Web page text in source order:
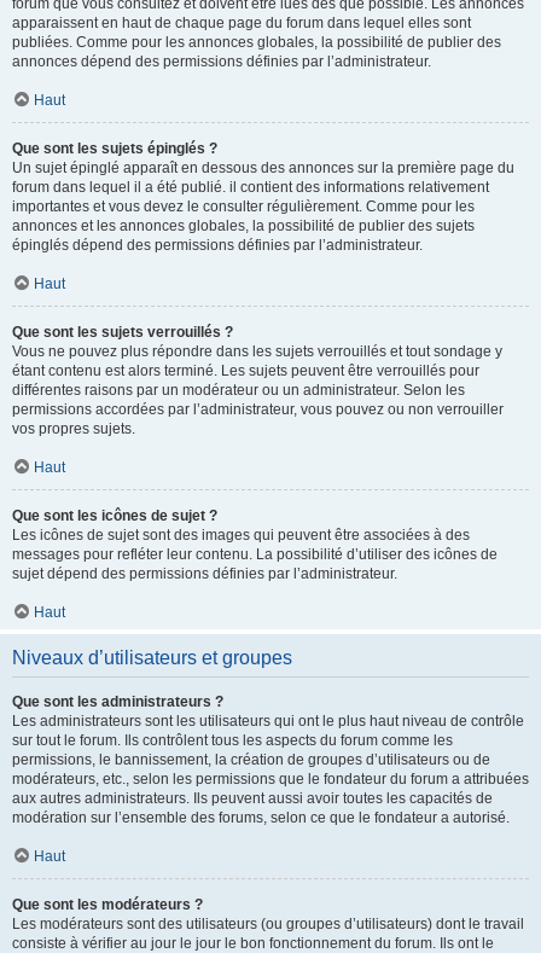
forum que vous consultez et doivent être lues dès que possible. Les annonces
apparaissent en haut de chaque page du forum dans lequel elles sont
publiées. Comme pour les annonces globales, la possibilité de publier des
annonces dépend des permissions définies par l’administrateur.
Haut
Que sont les sujets épinglés ?
Un sujet épinglé apparaît en dessous des annonces sur la première page du
forum dans lequel il a été publié. il contient des informations relativement
importantes et vous devez le consulter régulièrement. Comme pour les
annonces et les annonces globales, la possibilité de publier des sujets
épinglés dépend des permissions définies par l’administrateur.
Haut
Que sont les sujets verrouillés ?
Vous ne pouvez plus répondre dans les sujets verrouillés et tout sondage y
étant contenu est alors terminé. Les sujets peuvent être verrouillés pour
différentes raisons par un modérateur ou un administrateur. Selon les
permissions accordées par l’administrateur, vous pouvez ou non verrouiller
vos propres sujets.
Haut
Que sont les icônes de sujet ?
Les icônes de sujet sont des images qui peuvent être associées à des
messages pour refléter leur contenu. La possibilité d’utiliser des icônes de
sujet dépend des permissions définies par l’administrateur.
Haut
Niveaux d’utilisateurs et groupes
Que sont les administrateurs ?
Les administrateurs sont les utilisateurs qui ont le plus haut niveau de contrôle
sur tout le forum. Ils contrôlent tous les aspects du forum comme les
permissions, le bannissement, la création de groupes d’utilisateurs ou de
modérateurs, etc., selon les permissions que le fondateur du forum a attribuées
aux autres administrateurs. Ils peuvent aussi avoir toutes les capacités de
modération sur l’ensemble des forums, selon ce que le fondateur a autorisé.
Haut
Que sont les modérateurs ?
Les modérateurs sont des utilisateurs (ou groupes d’utilisateurs) dont le travail
consiste à vérifier au jour le jour le bon fonctionnement du forum. Ils ont le